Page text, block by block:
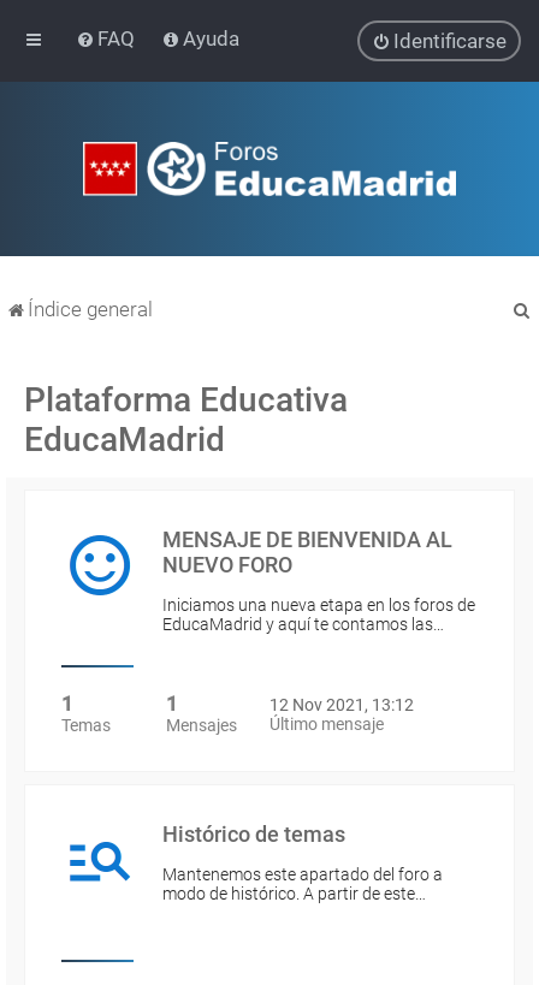
FAQ Ayuda Identificarse
Índice general
Plataforma Educativa
EducaMadrid
MENSAJE DE BIENVENIDA AL
NUEVO FORO
Iniciamos una nueva etapa en los foros de
EducaMadrid y aquí te contamos las…
1
Temas
1
Mensajes
12 Nov 2021, 13:12
Último mensaje
Histórico de temas
Mantenemos este apartado del foro a
modo de histórico. A partir de este…